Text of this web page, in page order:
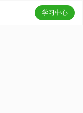
学习中心